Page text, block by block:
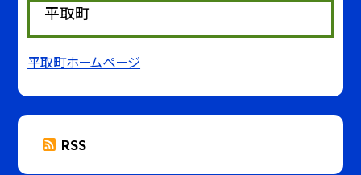
平取町
平取町ホームページ
RSS